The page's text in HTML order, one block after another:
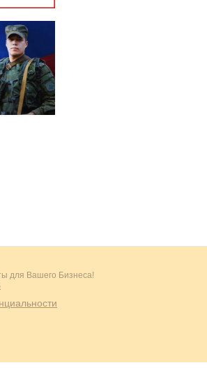
для Вашего Бизнеса!